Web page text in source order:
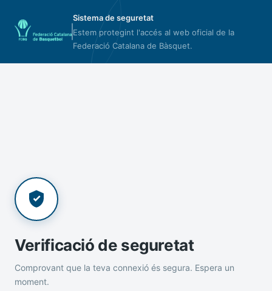
Sistema de seguretat
Estem protegint l'accés al web oficial de la
Federació Catalana de Bàsquet.
Verificació de seguretat
Comprovant que la teva connexió és segura. Espera un
moment.